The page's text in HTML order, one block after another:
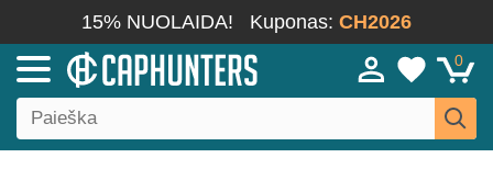
15% NUOLAIDA! Kuponas: CH2026
0